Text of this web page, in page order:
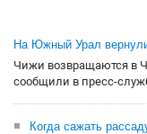
На Южный Урал
Чижи возвращаются в
сообщили в пресс-
Когда сажать